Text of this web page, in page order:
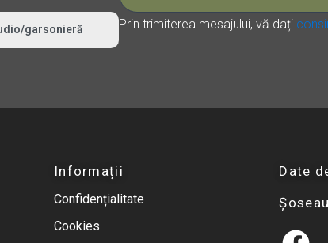
garsonieră Prin trimiterea mesajului, vă dați
Informații
Confidențialitate
Cookies
Date